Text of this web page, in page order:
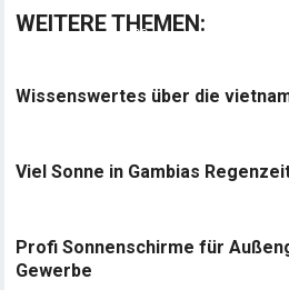
WEITERE THEMEN:
Wissenswertes über die
Viel Sonne in Gambias
Profi Sonnenschirme für
Gewerbe